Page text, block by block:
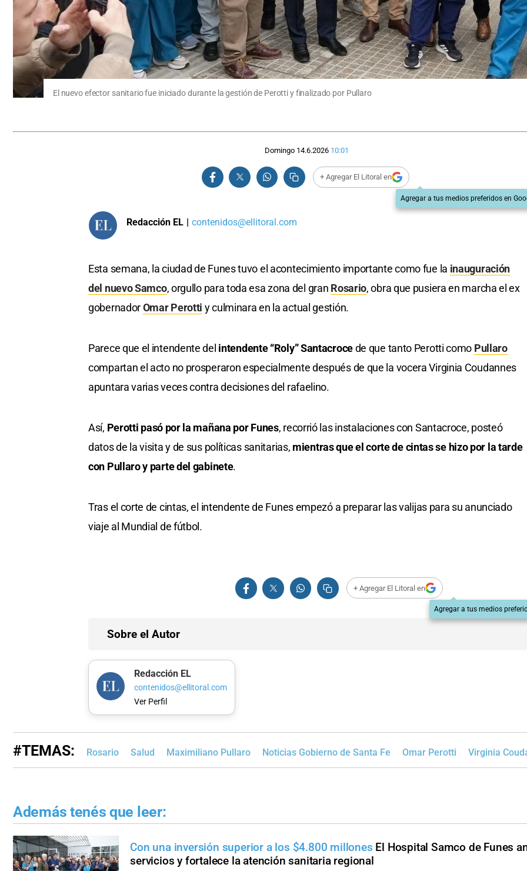
El nuevo efector sanitario fue iniciado durante la gestión de Perotti y finalizado por Pullaro
Domingo 14.6.2026 10:01
+ Agregar El Litoral en
Agregar a tus medios preferidos en
Redacción EL | contenidos@ellitoral.com
Esta semana, la ciudad de Funes tuvo el acontecimiento importante como fue la inauguración
del nuevo Samco, orgullo para toda esa zona del gran Rosario, obra que pusiera en marcha el ex
gobernadorOmar Perotti y culminara en la actual gestión.
Parece que el intendente del intendente “Roly” Santacrocede que tanto Perotti como Pullaro
compartan el acto no prosperaron especialmente después de que la vocera Virginia Coudannes
apuntara varias veces contra decisiones del rafaelino.
Así, Perotti pasó por la mañana por Funes, recorrió las instalaciones con Santacroce, posteó
datos de la visita y de sus políticas sanitarias, mientras que el corte de cintas se hizo por la tarde
con Pullaro y parte del gabinete.
Tras el corte de cintas, el intendente de Funes empezó a preparar las valijas para su anunciado
viaje al Mundial de fútbol.
+ Agregar El Litoral en
Agregar a tus medios
Sobre el Autor
Redacción EL
contenidos@ellitoral.com
Ver Perfil
#TEMAS: Rosario Salud Maximiliano Pullaro Noticias Gobierno de Santa Fe Omar Perotti Virginia
Además tenés que leer:
Con una inversión superior a los $4.800 millones El Hospital Samco de Funes
servicios y fortalece la atención sanitaria regional